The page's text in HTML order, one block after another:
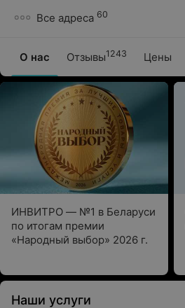
О нас Отзывы1243 Цены
Все адреса 60
ИНВИТРО — №1 в Беларуси
по итогам премии
«Народный выбор» 2026 г.
Наши услуги